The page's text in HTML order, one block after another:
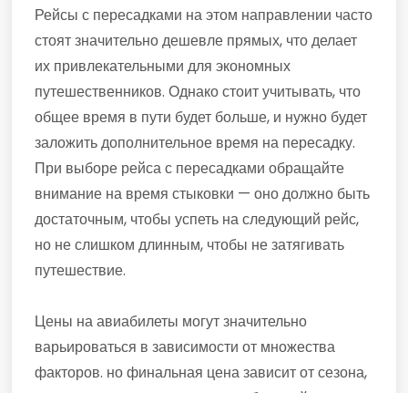
Рейсы с пересадками на этом направлении часто
стоят значительно дешевле прямых, что делает
их привлекательными для экономных
путешественников. Однако стоит учитывать, что
общее время в пути будет больше, и нужно будет
заложить дополнительное время на пересадку.
При выборе рейса с пересадками обращайте
внимание на время стыковки — оно должно быть
достаточным, чтобы успеть на следующий рейс,
но не слишком длинным, чтобы не затягивать
путешествие.
Цены на авиабилеты могут значительно
варьироваться в зависимости от множества
факторов. но финальная цена зависит от сезона,